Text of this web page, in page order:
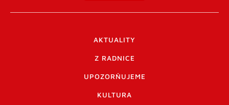
AKTUALITY
Z RADNICE
UPOZORŇUJEME
KULTURA